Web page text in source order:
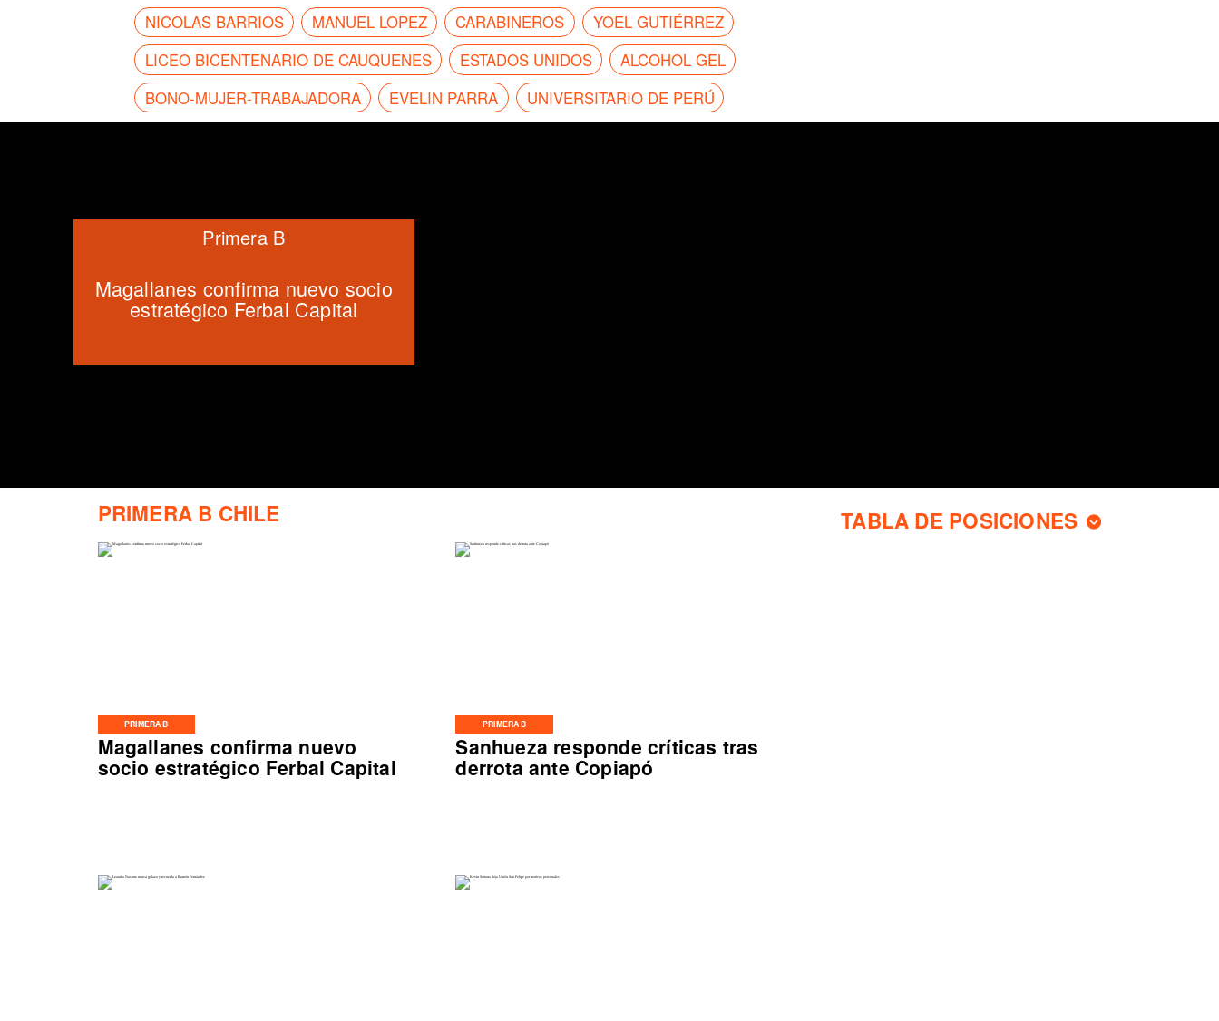
NICOLAS BARRIOS
MANUEL LOPEZ CARABINEROS
YOEL GUTIÉRREZ
LICEO BICENTENARIO DE CAUQUENES
ESTADOS UNIDOS
ALCOHOL GEL
BONO-MUJER-TRABAJADORA
EVELIN PARRA UNIVERSITARIO DE PERÚ
PRIMERA B
Magallanes confirma nuevo
socio estratégico Ferbal Capital
PRIMERA B
Sanhueza responde críticas tras
derrota ante Copiapó
Magallanes confirma nuevo socio
estratégico Ferbal Capital
Primera B
PRIMERA B CHILE TABLA DE POSICIONES